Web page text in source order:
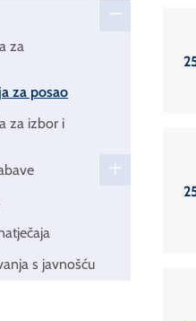
za
za posao
za izbor i
s javnošću